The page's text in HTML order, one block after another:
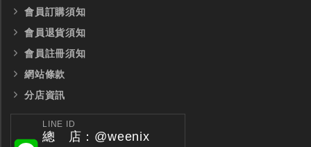
會員訂購須知
會員退貨須知
會員註冊須知
網站條款
分店資訊
LINE ID
總 店：@weenix